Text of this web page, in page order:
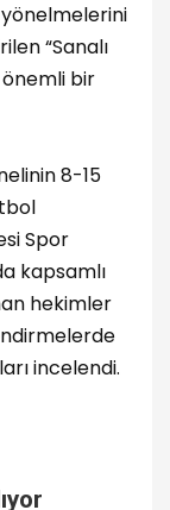
“Sanalı
önemli bir
8-15
Spor
kapsamlı
hekimler
incelendi.